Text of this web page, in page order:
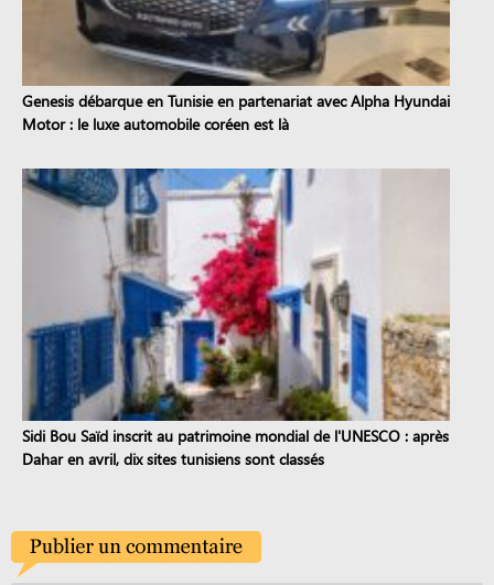
Genesis débarque en Tunisie en partenariat avec Alpha Hyundai
Motor : le luxe automobile coréen est là
Sidi Bou Saïd inscrit au patrimoine mondial de l'UNESCO : après
Dahar en avril, dix sites tunisiens sont classés